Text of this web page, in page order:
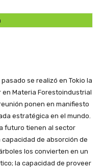
pasado se realizó en Tokio la
en Materia Forestoindustrial
ponen en manifiesto
estratégica en el mundo.
futuro tienen al sector
de absorción de
los convierten en un
la capacidad de proveer